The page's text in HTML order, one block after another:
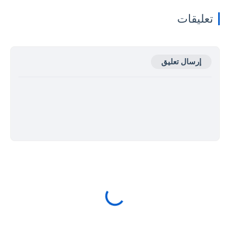
تعليقات
إرسال تعليق